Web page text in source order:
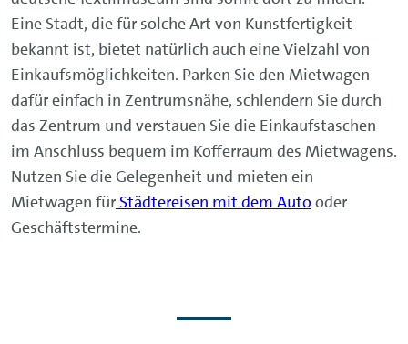
Eine Stadt, die für solche Art von Kunstfertigkeit
bekannt ist, bietet natürlich auch eine Vielzahl von
Einkaufsmöglichkeiten. Parken Sie den Mietwagen
dafür einfach in Zentrumsnähe, schlendern Sie durch
das Zentrum und verstauen Sie die Einkaufstaschen
im Anschluss bequem im Kofferraum des Mietwagens.
Nutzen Sie die Gelegenheit und mieten ein
Mietwagen für Städtereisen mit dem Auto oder
Geschäftstermine.